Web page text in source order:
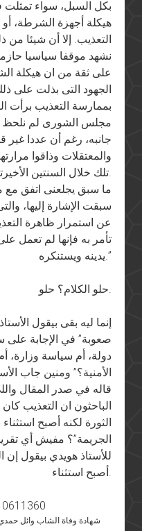
بكل السبل، سواء تمثلت
هيكلة أجهزة الشرطة،
التعذيب. إلا أن شيئا
نشهد موقفا سياسيا
على ثقة من ان هيكلة
الجهود التى بذلت على
بممارسة التعذيب برأت
مجلس الشورى لم نلحظ
جانبه، رغم أن عددا
والمعتقلات وذاقوا
تلك خلال السنتين الأخيرتين.
ما سبق يجلعنى اتفق مع
سبقت الإشارة إليها،
عن استمرار ظاهرة
تأمر به فإنها لم تعمل
يدينه ويستنكره.”
حلو الكلام؟ حلو.
إنما ليه بقى بيقول الأستاذ
صعوبة” في الإجابة
دولة، أم سياسة وزارة،
الأمنية؟” ومنين جاب
قاله في صدر المقال
الباحثون ان التعذيب
الثورة لكنه أصبح
الجريمة”؟ مفيش أي
للأستاذ هويدي بيقول إن
أصبح استثناء.
شهادة وفاة الشاب وائل